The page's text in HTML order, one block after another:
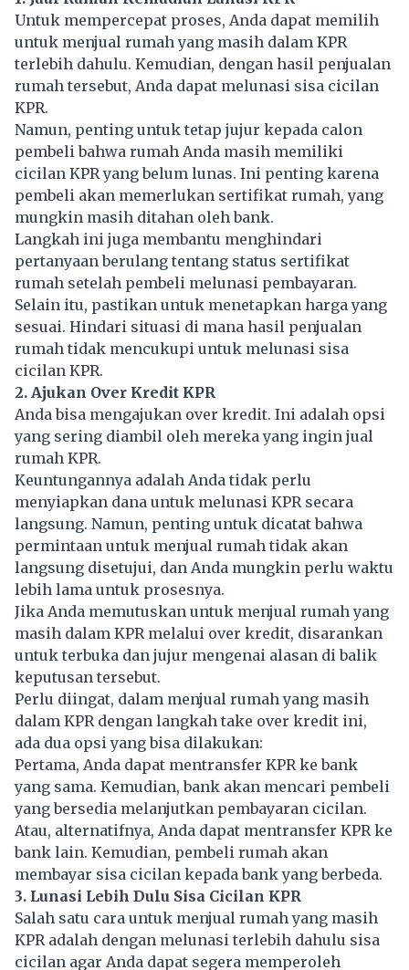
Untuk mempercepat proses, Anda dapat memilih
untuk menjual rumah yang masih dalam KPR
terlebih dahulu. Kemudian, dengan hasil penjualan
rumah tersebut, Anda dapat melunasi sisa cicilan
KPR.
Namun, penting untuk tetap jujur kepada calon
pembeli bahwa rumah Anda masih memiliki
cicilan KPR yang belum lunas. Ini penting karena
pembeli akan memerlukan sertifikat rumah, yang
mungkin masih ditahan oleh bank.
Langkah ini juga membantu menghindari
pertanyaan berulang tentang status sertifikat
rumah setelah pembeli melunasi pembayaran.
Selain itu, pastikan untuk menetapkan harga yang
sesuai. Hindari situasi di mana hasil penjualan
rumah tidak mencukupi untuk melunasi sisa
cicilan KPR.
2. Ajukan Over Kredit KPR
Anda bisa mengajukan over kredit. Ini adalah opsi
yang sering diambil oleh mereka yang ingin jual
rumah KPR.
Keuntungannya adalah Anda tidak perlu
menyiapkan dana untuk melunasi KPR secara
langsung. Namun, penting untuk dicatat bahwa
permintaan untuk menjual rumah tidak akan
langsung disetujui, dan Anda mungkin perlu waktu
lebih lama untuk prosesnya.
Jika Anda memutuskan untuk menjual rumah yang
masih dalam KPR melalui over kredit, disarankan
untuk terbuka dan jujur mengenai alasan di balik
keputusan tersebut.
Perlu diingat, dalam menjual rumah yang masih
dalam KPR dengan langkah take over kredit ini,
ada dua opsi yang bisa dilakukan:
Pertama, Anda dapat mentransfer KPR ke bank
yang sama. Kemudian, bank akan mencari pembeli
yang bersedia melanjutkan pembayaran cicilan.
Atau, alternatifnya, Anda dapat mentransfer KPR ke
bank lain. Kemudian, pembeli rumah akan
membayar sisa cicilan kepada bank yang berbeda.
3. Lunasi Lebih Dulu Sisa Cicilan KPR
Salah satu cara untuk menjual rumah yang masih
KPR adalah dengan melunasi terlebih dahulu sisa
cicilan agar Anda dapat segera memperoleh